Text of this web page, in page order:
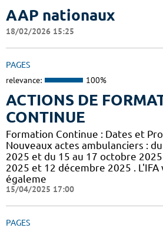
AAP nationaux
18/02/2026 15:25
PAGES
relevance: 100%
ACTIONS DE
CONTINUE
Formation Continue : Dates et
Nouveaux actes ambulanciers :
2025 et du 15 au 17 octobre
2025 et 12 décembre 2025 . L'IFA
égaleme
15/04/2025 17:00
PAGES